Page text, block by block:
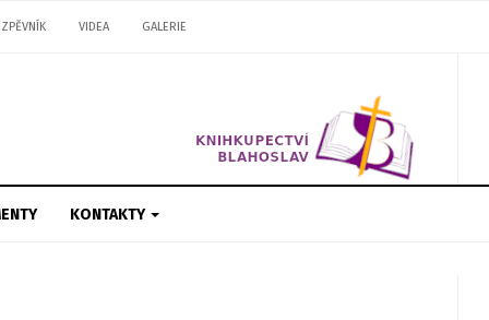
ZPĚVNÍK VIDEA GALERIE
KONTAKTY